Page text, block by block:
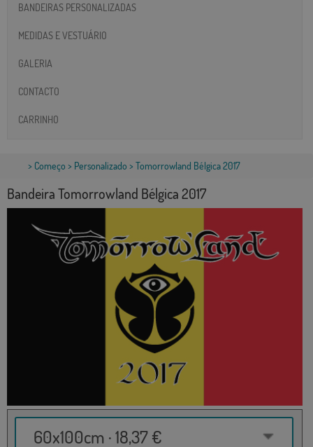
BANDEIRAS PERSONALIZADAS
MEDIDAS E VESTUÁRIO
GALERIA
CONTACTO
CARRINHO
> Começo > Personalizado > Tomorrowland Bélgica 2017
Bandeira Tomorrowland Bélgica 2017
60x100cm · 18,37 €